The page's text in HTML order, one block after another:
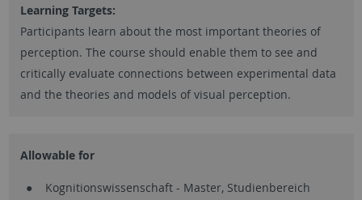
Learning Targets:
Participants learn about the most important theories of
perception. The course should enable them to see and
critically evaluate connections between experimental data
and the theories and models of visual perception.
Allowable for
Kognitionswissenschaft - Master, Studienbereich